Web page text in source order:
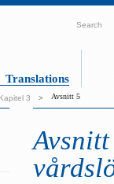
Translations
Search
Kapitel 3 > Avsnitt 5